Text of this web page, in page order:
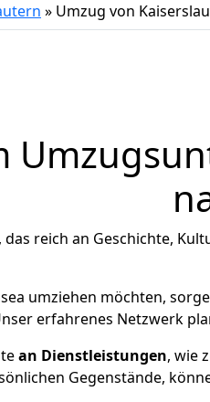
» Umzug von
das reich an Geschichte,
umziehen möchten,
erfahrenes Netzwerk
an Dienstleistungen, wie
Gegenstände,